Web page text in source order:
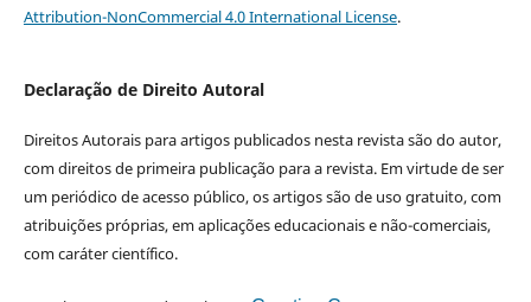
Attribution-NonCommercial 4.0 International License.
Declaração de Direito Autoral
Direitos Autorais para artigos publicados nesta revista são do autor,
com direitos de primeira publicação para a revista. Em virtude de ser
um periódico de acesso público, os artigos são de uso gratuito, com
atribuições próprias, em aplicações educacionais e não-comerciais,
com caráter científico.